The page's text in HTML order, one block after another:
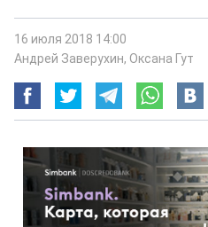
16 июля 2018 14:00
Андрей Заверухин, Оксана Гут